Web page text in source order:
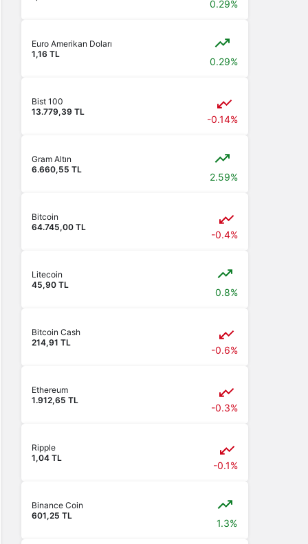
0.29%
Euro Amerikan Doları
1,16 TL
0.29%
Bist 100
13.779,39 TL
-0.14%
Gram Altın
6.660,55 TL
2.59%
Bitcoin
64.745,00 TL
-0.4%
Litecoin
45,90 TL
0.8%
Bitcoin Cash
214,91 TL
-0.6%
Ethereum
1.912,65 TL
-0.3%
Ripple
1,04 TL
-0.1%
Binance Coin
601,25 TL
1.3%